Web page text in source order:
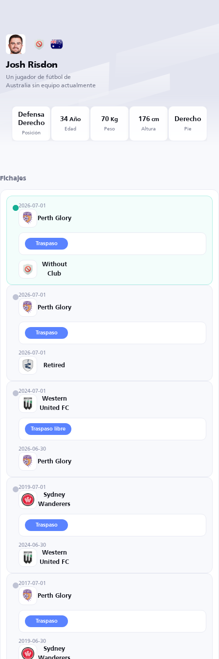
Josh Risdon
Un jugador de fútbol de
Australia sin equipo actualmente
Defensa
Derecho
Posición
34 Año
Edad
70 Kg
Peso
176cm
Altura
Derecho
Pie
Fichajes
2026-07-01
Perth Glory
Traspaso
Without
Club
2026-07-01
Perth Glory
Traspaso
2026-07-01
Retired
2024-07-01
Western
United FC
Traspaso libre
2026-06-30
Perth Glory
2019-07-01
Sydney
Wanderers
Traspaso
2024-06-30
Western
United FC
2017-07-01
Perth Glory
Traspaso
2019-06-30
Sydney